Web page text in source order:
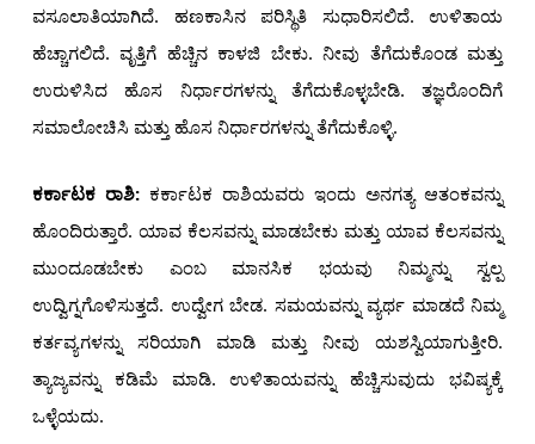
ವಸೂಲಾತಿಯಾಗಿದೆ. ಹಣಕಾಸಿನ ಪರಿಸ್ಥಿತಿ ಸುಧಾರಿಸಲಿದೆ. ಉಳಿತಾಯ
ಹೆಚ್ಚಾಗಲಿದೆ. ವೃತ್ತಿಗೆ ಹೆಚ್ಚಿನ ಕಾಳಜಿ ಬೇಕು. ನೀವು ತೆಗೆದುಕೊಂಡ ಮತ್ತು
ಉರುಳಿಸಿದ ಹೊಸ ನಿರ್ಧಾರಗಳನ್ನು ತೆಗೆದುಕೊಳ್ಳಬೇಡಿ. ತಜ್ಞರೊಂದಿಗೆ
ಸಮಾಲೋಚಿಸಿ ಮತ್ತು ಹೊಸ ನಿರ್ಧಾರಗಳನ್ನು ತೆಗೆದುಕೊಳ್ಳಿ.
ಕರ್ಕಾಟಕ ರಾಶಿ: ಕರ್ಕಾಟಕ ರಾಶಿಯವರು ಇಂದು ಅನಗತ್ಯ ಆತಂಕವನ್ನು
ಹೊಂದಿರುತ್ತಾರೆ. ಯಾವ ಕೆಲಸವನ್ನು ಮಾಡಬೇಕು ಮತ್ತು ಯಾವ ಕೆಲಸವನ್ನು
ಮುಂದೂಡಬೇಕು ಎಂಬ ಮಾನಸಿಕ ಭಯವು ನಿಮ್ಮನ್ನು ಸ್ವಲ್ಪ
ಉದ್ವಿಗ್ನಗೊಳಿಸುತ್ತದೆ. ಉದ್ವೇಗ ಬೇಡ. ಸಮಯವನ್ನು ವ್ಯರ್ಥ ಮಾಡದೆ ನಿಮ್ಮ
ಕರ್ತವ್ಯಗಳನ್ನು ಸರಿಯಾಗಿ ಮಾಡಿ ಮತ್ತು ನೀವು ಯಶಸ್ವಿಯಾಗುತ್ತೀರಿ.
ತ್ಯಾಜ್ಯವನ್ನು ಕಡಿಮೆ ಮಾಡಿ. ಉಳಿತಾಯವನ್ನು ಹೆಚ್ಚಿಸುವುದು ಭವಿಷ್ಯಕ್ಕೆ
ಒಳ್ಳೆಯದು.